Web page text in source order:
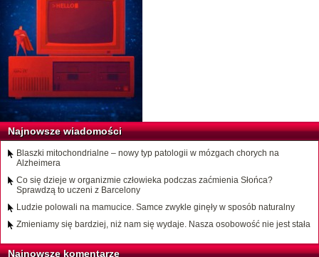
Najnowsze wiadomości
Blaszki mitochondrialne – nowy typ patologii w mózgach chorych na
Alzheimera
Co się dzieje w organizmie człowieka podczas zaćmienia Słońca?
Sprawdzą to uczeni z Barcelony
Ludzie polowali na mamucice. Samce zwykle ginęły w sposób naturalny
Zmieniamy się bardziej, niż nam się wydaje. Nasza osobowość nie jest stała
Najnowsze komentarze